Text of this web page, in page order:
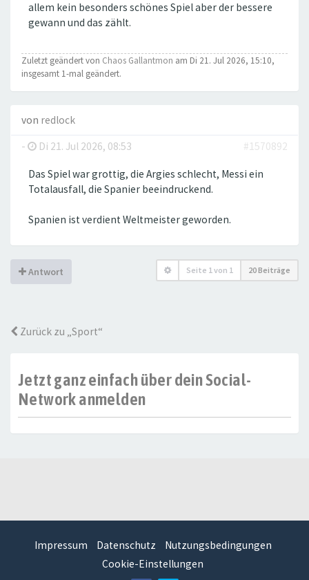
allem kein besonders schönes Spiel aber der bessere
gewann und das zählt.
Zuletzt geändert von Chaos Gallantmon am Di 21. Jul 2026, 15:10,
insgesamt 1-mal geändert.
von redlock
-
Di 21. Jul 2026, 08:53 #1570892
Das Spiel war grottig, die Argies schlecht, Messi ein
Totalausfall, die Spanier beeindruckend.
Spanien ist verdient Weltmeister geworden.
Antwort Seite 1von 1 20 Beiträge
Zurück zu „Sport“
Jetzt ganz einfach über dein Social-
Network anmelden
Impressum Datenschutz
Nutzungsbedingungen
Cookie-Einstellungen